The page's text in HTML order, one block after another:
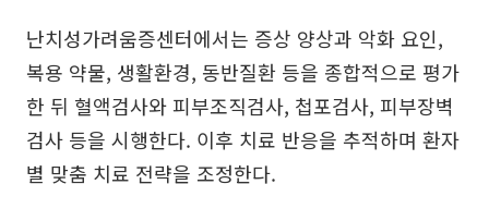
난치성가려움증센터에서는 증상 양상과 악화 요인,
복용 약물, 생활환경, 동반질환 등을 종합적으로 평가
한 뒤 혈액검사와 피부조직검사, 첩포검사, 피부장벽
검사 등을 시행한다. 이후 치료 반응을 추적하며 환자
별 맞춤 치료 전략을 조정한다.